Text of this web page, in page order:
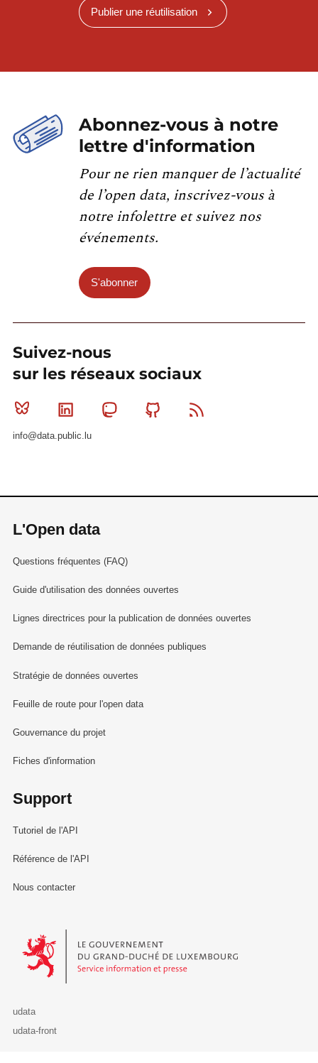
Publier une réutilisation
Abonnez-vous à notre
lettre d'information
Pour ne rien manquer de l’actualité
de l’open data, inscrivez-vous à
notre infolettre et suivez nos
événements.
S'abonner
Suivez-nous
sur les réseaux sociaux
Bluesky Linkedin MastodonGithub
info@data.public.lu
L'Open data
Questions fréquentes (FAQ)
Guide d'utilisation des données ouvertes
Lignes directrices pour la publication de données ouvertes
Demande de réutilisation de données publiques
Stratégie de données ouvertes
Feuille de route pour l'open data
Gouvernance du projet
Fiches d'information
Support
Tutoriel de l'API
Référence de l'API
Nous contacter
Le Gouvernement du Grand-Duché de Luxembourg - Service
udata
udata-front